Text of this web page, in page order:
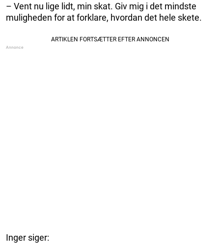
– Vent nu lige lidt, min skat. Giv mig i det mindste
muligheden for at forklare, hvordan det hele skete.
Inger siger: